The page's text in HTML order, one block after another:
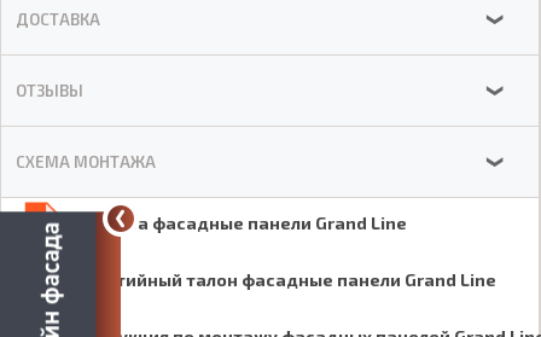
Брошюра фасадные панели Grand Line
Гарантийный талон фасадные панели Grand Line
ДОСТАВКА ❯
ОТЗЫВЫ ❯
СХЕМА МОНТАЖА ❯